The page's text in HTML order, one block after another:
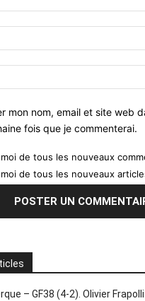
mon nom, email et site web
fois que je commenterai.
de tous les nouveaux
de tous les nouveaux
– GF38 (4-2). Olivier